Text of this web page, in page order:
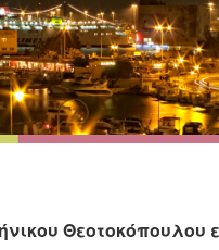
Θεοτοκόπουλου